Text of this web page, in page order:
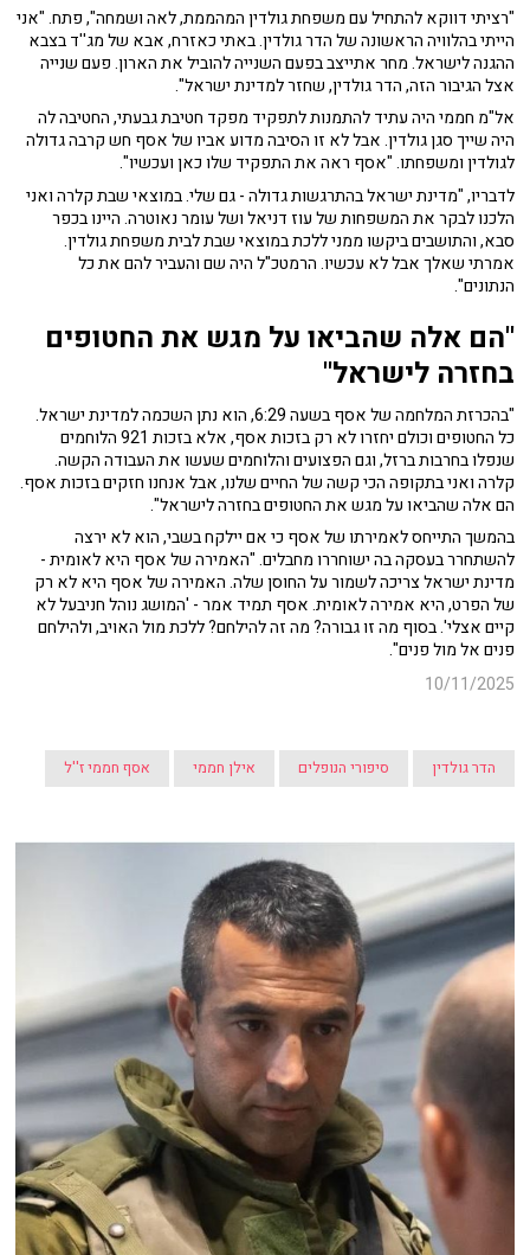
"רציתי דווקא להתחיל עם משפחת גולדין המהממת, לאה ושמחה", פתח. "אני
הייתי בהלוויה הראשונה של הדר גולדין. באתי כאזרח, אבא של מג''ד בצבא
ההגנה לישראל. מחר אתייצב בפעם השנייה להוביל את הארון. פעם שנייה
אצל הגיבור הזה, הדר גולדין, שחזר למדינת ישראל".
אל"מ חממי היה עתיד להתמנות לתפקיד מפקד חטיבת גבעתי, החטיבה לה
היה שייך סגן גולדין. אבל לא זו הסיבה מדוע אביו של אסף חש קרבה גדולה
לגולדין ומשפחתו. "אסף ראה את התפקיד שלו כאן ועכשיו".
לדבריו, "מדינת ישראל בהתרגשות גדולה - גם שלי. במוצאי שבת קלרה ואני
הלכנו לבקר את המשפחות של עוז דניאל ושל עומר נאוטרה. היינו בכפר
סבא, והתושבים ביקשו ממני ללכת במוצאי שבת לבית משפחת גולדין.
אמרתי שאלך אבל לא עכשיו. הרמטכ"ל היה שם והעביר להם את כל
הנתונים".
"הם אלה שהביאו על מגש את החטופים
בחזרה לישראל"
"בהכרזת המלחמה של אסף בשעה 6:29, הוא נתן השכמה למדינת ישראל.
כל החטופים וכולם יחזרו לא רק בזכות אסף, אלא בזכות 921 הלוחמים
שנפלו בחרבות ברזל, וגם הפצועים והלוחמים שעשו את העבודה הקשה.
קלרה ואני בתקופה הכי קשה של החיים שלנו, אבל אנחנו חזקים בזכות אסף.
הם אלה שהביאו על מגש את החטופים בחזרה לישראל".
בהמשך התייחס לאמירתו של אסף כי אם יילקח בשבי, הוא לא ירצה
להשתחרר בעסקה בה ישוחררו מחבלים. "האמירה של אסף היא לאומית -
מדינת ישראל צריכה לשמור על החוסן שלה. האמירה של אסף היא לא רק
של הפרט, היא אמירה לאומית. אסף תמיד אמר - 'המושג נוהל חניבעל לא
קיים אצלי'. בסוף מה זו גבורה? מה זה להילחם? ללכת מול האויב, ולהילחם
פנים אל מול פנים".
10/11/2025
הדר גולדין סיפורי הנופלים אילן חממי אסף חממי ז''ל